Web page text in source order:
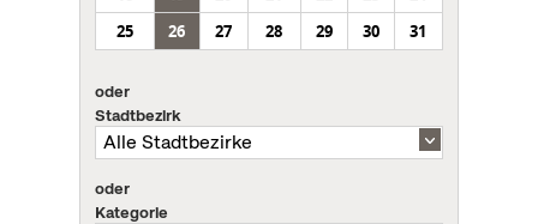
25
26 27 28 29 30 31
oder
Stadtbezirk
oder
Kategorie